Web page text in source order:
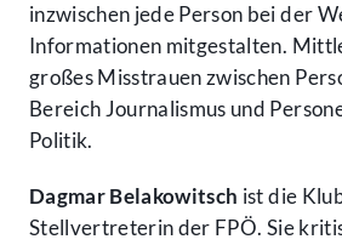
inzwischen jede Person bei der
Informationen mitgestalten.
großes Misstrauen zwischen
Bereich Journalismus und
Politik.
Dagmar Belakowitsch ist die
Stellvertreterin der FPÖ. Sie